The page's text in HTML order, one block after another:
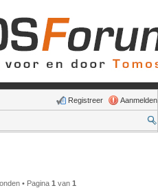
Aanmelden
Registreer
• Pagina 1 van 1